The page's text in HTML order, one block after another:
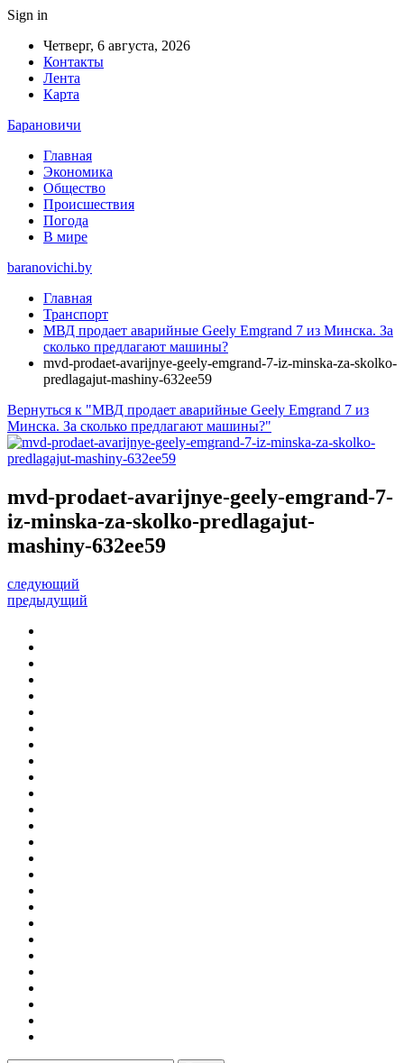
Sign in
Четверг, 6 августа, 2026
Контакты
Лента
Карта
Барановичи
Главная
Экономика
Общество
Происшествия
Погода
В мире
baranovichi.by
Главная
Транспорт
МВД продает аварийные Geely Emgrand 7 из Минска. За
сколько предлагают машины?
mvd-prodaet-avarijnye-geely-emgrand-7-iz-minska-za-skolko-
predlagajut-mashiny-632ee59
Вернуться к "МВД продает аварийные Geely Emgrand 7 из
Минска. За сколько предлагают машины?"
mvd-prodaet-avarijnye-geely-emgrand-7-
iz-minska-za-skolko-predlagajut-
mashiny-632ee59
следующий
предыдущий